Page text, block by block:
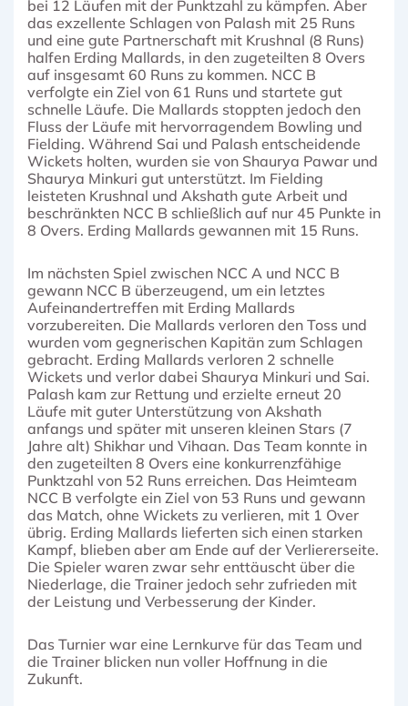
bei 12 Läufen mit der Punktzahl zu kämpfen. Aber
das exzellente Schlagen von Palash mit 25 Runs
und eine gute Partnerschaft mit Krushnal (8 Runs)
halfen Erding Mallards, in den zugeteilten 8 Overs
auf insgesamt 60 Runs zu kommen. NCC B
verfolgte ein Ziel von 61 Runs und startete gut
schnelle Läufe. Die Mallards stoppten jedoch den
Fluss der Läufe mit hervorragendem Bowling und
Fielding. Während Sai und Palash entscheidende
Wickets holten, wurden sie von Shaurya Pawar und
Shaurya Minkuri gut unterstützt. Im Fielding
leisteten Krushnal und Akshath gute Arbeit und
beschränkten NCC B schließlich auf nur 45 Punkte in
8 Overs. Erding Mallards gewannen mit 15 Runs.
Im nächsten Spiel zwischen NCC A und NCC B
gewann NCC B überzeugend, um ein letztes
Aufeinandertreffen mit Erding Mallards
vorzubereiten. Die Mallards verloren den Toss und
wurden vom gegnerischen Kapitän zum Schlagen
gebracht. Erding Mallards verloren 2 schnelle
Wickets und verlor dabei Shaurya Minkuri und Sai.
Palash kam zur Rettung und erzielte erneut 20
Läufe mit guter Unterstützung von Akshath
anfangs und später mit unseren kleinen Stars (7
Jahre alt) Shikhar und Vihaan. Das Team konnte in
den zugeteilten 8 Overs eine konkurrenzfähige
Punktzahl von 52 Runs erreichen. Das Heimteam
NCC B verfolgte ein Ziel von 53 Runs und gewann
das Match, ohne Wickets zu verlieren, mit 1 Over
übrig. Erding Mallards lieferten sich einen starken
Kampf, blieben aber am Ende auf der Verliererseite.
Die Spieler waren zwar sehr enttäuscht über die
Niederlage, die Trainer jedoch sehr zufrieden mit
der Leistung und Verbesserung der Kinder.
Das Turnier war eine Lernkurve für das Team und
die Trainer blicken nun voller Hoffnung in die
Zukunft.